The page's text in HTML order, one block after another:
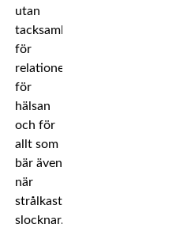
utan
tacksamhet
för
relationerna,
för
hälsan
och för
allt som
bär även
när
strålkastarljusen
slocknar.